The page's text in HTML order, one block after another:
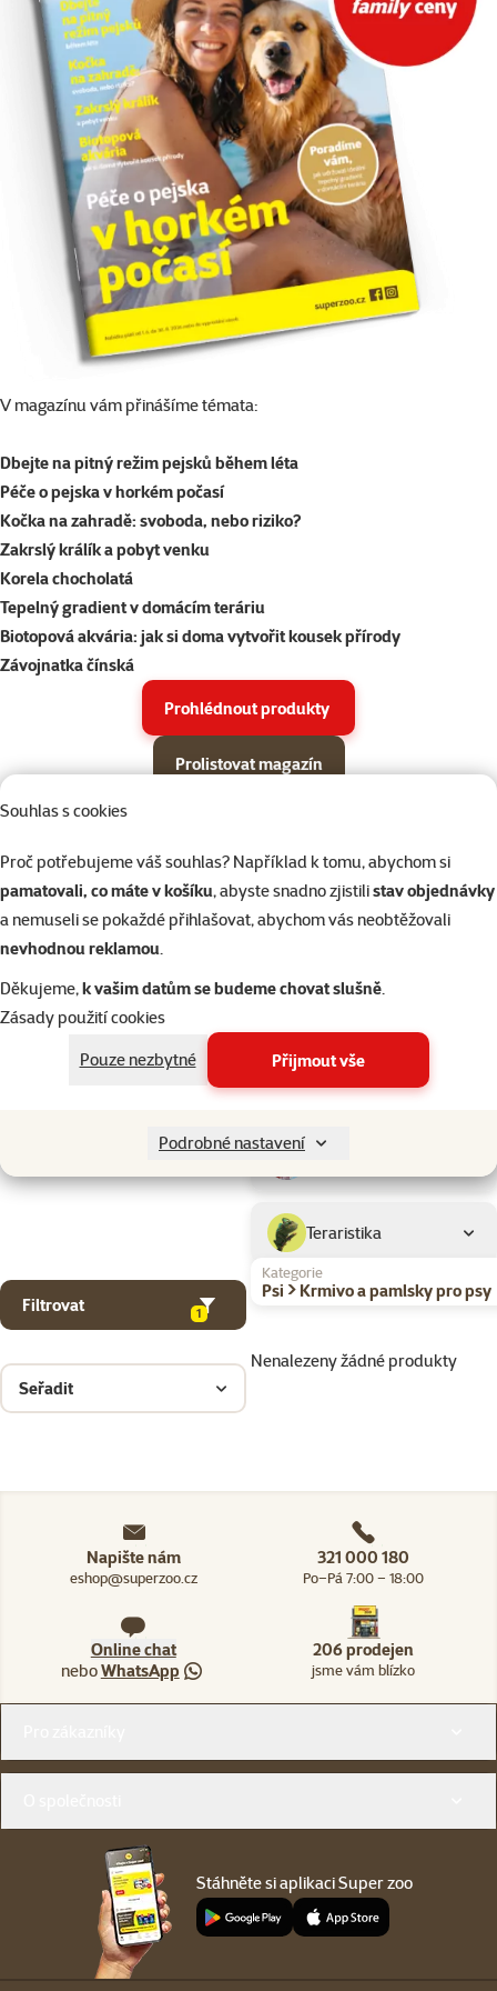
Souhlas s cookies
Proč potřebujeme váš souhlas? Například k tomu, abychom si
pamatovali, co máte v košíku, abyste snadno zjistilistav objednávky
a nemuseli se pokaždé přihlašovat, abychom vás neobtěžovali
nevhodnou reklamou.
Děkujeme,k vašim datům se budeme chovat slušně.
Zásady použití cookies
Pouze nezbytné
Přijmout vše
Podrobné nastavení
V magazínu vám přinášíme témata:
Dbejte na pitný režim pejsků během léta
Péče o pejska v horkém počasí
Kočka na zahradě: svoboda, nebo riziko?
Zakrslý králík a pobyt venku
Korela chocholatá
Tepelný gradient v domácím teráriu
Biotopová akvária: jak si doma vytvořit kousek přírody
Závojnatka čínská
Prohlédnout produkty
Prolistovat magazín
Podkategorie
Psi
Ptáci
Teraristika
Filtrovat 1
Kategorie
Psi > Krmivo a pamlsky pro psy
Seřadit
Nenalezeny žádné produkty
Napište nám
eshop@superzoo.cz
321 000 180
Po–Pá 7:00 – 18:00
Online chat
neboWhatsApp
206 prodejen
jsme vám blízko
Stáhněte si aplikaci Super zoo